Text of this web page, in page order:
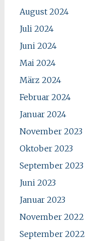
August 2024
Juli 2024
Juni 2024
Mai 2024
März 2024
Februar 2024
Januar 2024
November 2023
Oktober 2023
September 2023
Juni 2023
Januar 2023
November 2022
September 2022